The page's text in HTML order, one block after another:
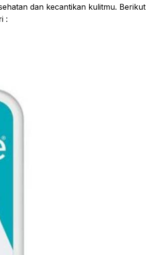
dan kecantikan kulitmu. Berikut
: